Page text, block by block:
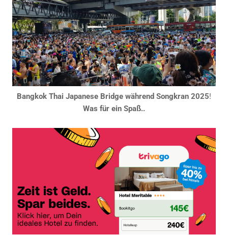
Bangkok Thai Japanese Bridge während Songkran 2025!
Was für ein Spaß..